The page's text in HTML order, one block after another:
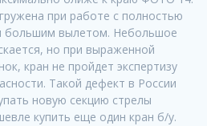
при работе с полностью
большим вылетом. Небольшое
но при выраженной
кран не пройдет экспертизу
Такой дефект в России
новую секцию стрелы
купить еще один кран б/у.